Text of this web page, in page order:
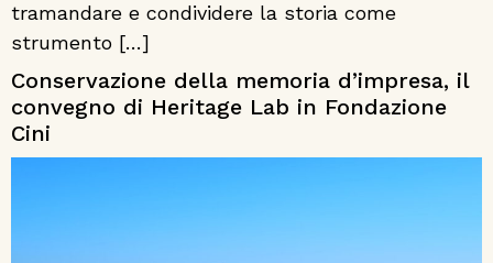
tramandare e condividere la storia come
strumento […]
Conservazione della memoria d’impresa, il
convegno di Heritage Lab in Fondazione
Cini